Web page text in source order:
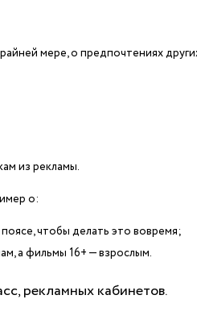
мере, о предпочтениях
из рекламы.
о:
чтобы делать это вовремя;
а фильмы 16+ — взрослым.
рекламных кабинетов.